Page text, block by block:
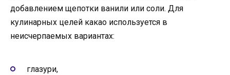
добавлением щепотки ванили или соли. Для
кулинарных целей какао используется в
неисчерпаемых вариантах:
глазури,